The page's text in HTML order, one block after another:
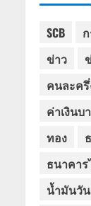
SCB
ข่าว
คนละค
ค่าเงินบ
ทอง
ธนาคา
น้ำมันวั